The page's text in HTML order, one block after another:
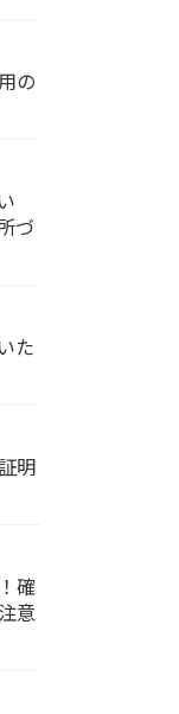
の
づ
た
明
確
意